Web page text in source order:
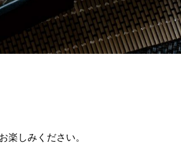
楽しみください。